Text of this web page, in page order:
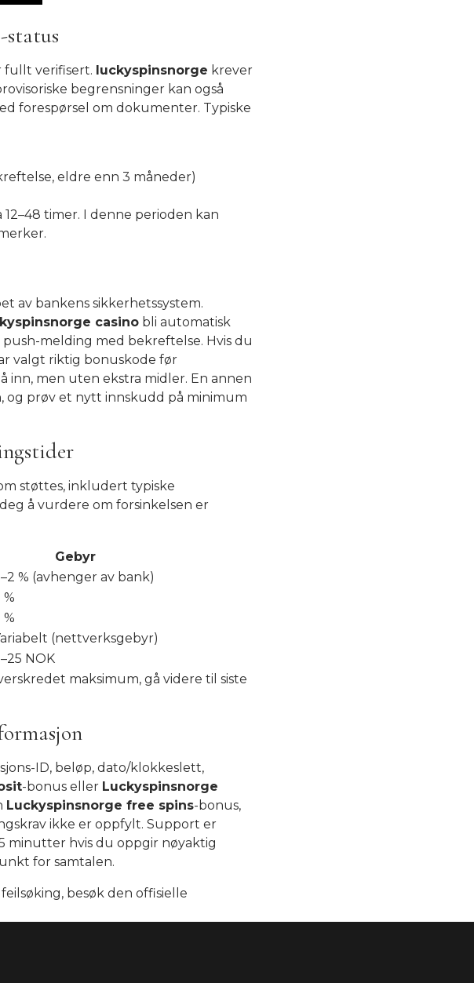
status
fullt verifisert. luckyspinsnorge krever
begrensninger kan også
forespørsel om dokumenter. Typiske
eldre enn 3 måneder)
timer. I denne perioden kan
av bankens sikkerhetssystem.
casino bli automatisk
melding med bekreftelse. Hvis du
valgt riktig bonuskode før
men uten ekstra midler. En annen
og prøv et nytt innskudd på minimum
støttes, inkludert typiske
å vurdere om forsinkelsen er
Gebyr
% (avhenger av bank)
%
%
(nettverksgebyr)
NOK
maksimum, gå videre til siste
ID, beløp, dato/klokkeslett,
-bonus eller Luckyspinsnorge
Luckyspinsnorge free spins-bonus,
ikke er oppfylt. Support er
minutter hvis du oppgir nøyaktig
for samtalen.
besøk den offisielle